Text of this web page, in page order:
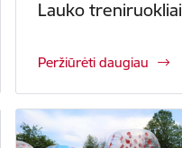
Lauko treniruokliai
Peržiūrėti daugiau